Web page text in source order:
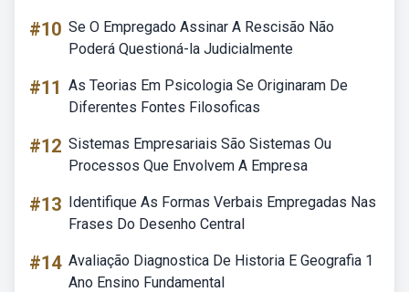
#10 Se O Empregado Assinar A Rescisão Não
Poderá Questioná-la Judicialmente
#11 As Teorias Em Psicologia Se Originaram De
Diferentes Fontes Filosoficas
#12 Sistemas Empresariais São Sistemas Ou
Processos Que Envolvem A Empresa
#13 Identifique As Formas Verbais Empregadas Nas
Frases Do Desenho Central
#14 Avaliação Diagnostica De Historia E Geografia 1
Ano Ensino Fundamental